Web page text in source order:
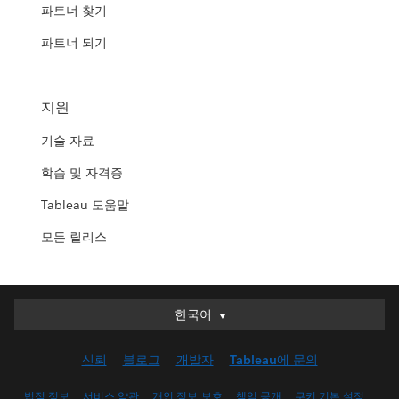
파트너 찾기
파트너 되기
지원
기술 자료
학습 및 자격증
Tableau 도움말
모든 릴리스
한국어
한국어
English (UK)
신뢰 블로그 개발자 Tableau에 문의
법적 정보 서비스 약관 개인 정보 보호 책임 공개 쿠키 기본 설정